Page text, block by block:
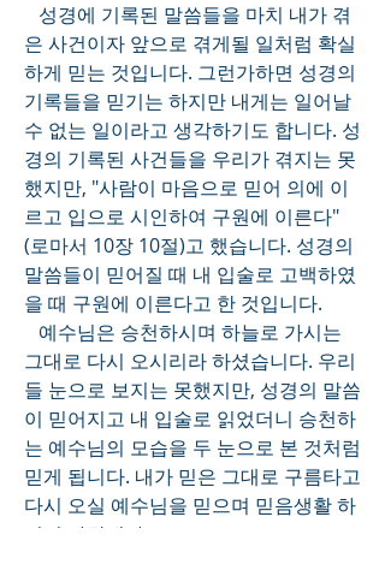
은 사건이자 앞으로 겪게될 일처럼 확실
하게 믿는 것입니다. 그런가하면 성경의
기록들을 믿기는 하지만 내게는 일어날
수 없는 일이라고 생각하기도 합니다. 성
경의 기록된 사건들을 우리가 겪지는 못
했지만, "사람이 마음으로 믿어 의에 이
르고 입으로 시인하여 구원에 이른다"
(로마서 10장 10절)고 했습니다. 성경의
말씀들이 믿어질 때 내 입술로 고백하였
을 때 구원에 이른다고 한 것입니다.
그대로 다시 오시리라 하셨습니다. 우리
들 눈으로 보지는 못했지만, 성경의 말씀
이 믿어지고 내 입술로 읽었더니 승천하
는 예수님의 모습을 두 눈으로 본 것처럼
믿게 됩니다. 내가 믿은 그대로 구름타고
다시 오실 예수님을 믿으며 믿음생활 하
시기 바랍니다.